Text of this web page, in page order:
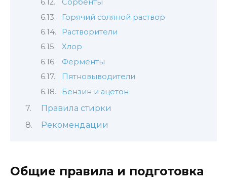
Сорбенты
Горячий соляной раствор
Растворители
Хлор
Ферменты
Пятновыводители
Бензин и ацетон
Правила стирки
Рекомендации
Общие правила и подготовка